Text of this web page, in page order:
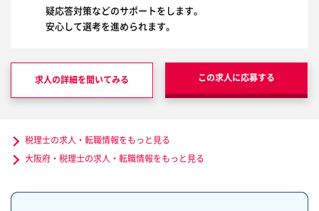
疑応答対策などのサポートをします。
安心して選考を進められます。
求人の詳細を聞いてみる この求人に応募する
税理士の求人・転職情報をもっと見る
大阪府・税理士の求人・転職情報をもっと見る